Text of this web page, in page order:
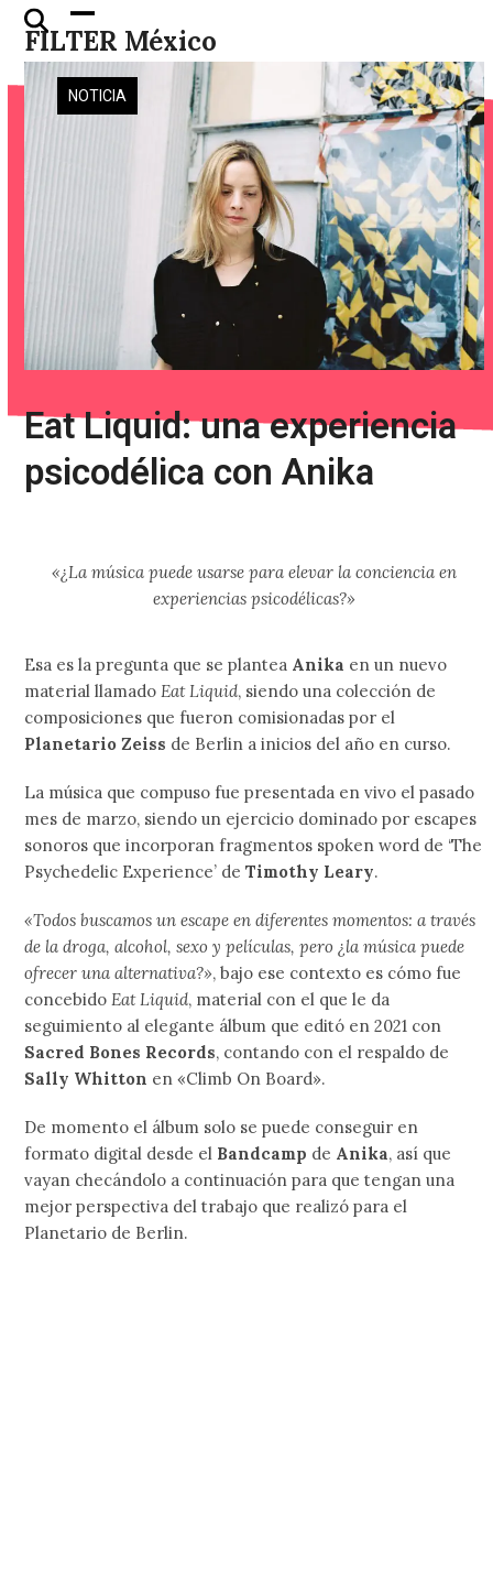
Skip
content
FILTER México
Open
mobile
menu
Close
mobile
menu
NOTICIA
Eat Liquid: una experiencia
psicodélica con Anika
«¿La música puede usarse para elevar la conciencia en
experiencias psicodélicas?»
Esa es la pregunta que se plantea Anika en un nuevo
material llamado Eat Liquid, siendo una colección de
composiciones que fueron comisionadas por el
Planetario Zeiss de Berlin a inicios del año en curso.
La música que compuso fue presentada en vivo el pasado
mes de marzo, siendo un ejercicio dominado por escapes
sonoros que incorporan fragmentos spoken word de ‘The
Psychedelic Experience’ de Timothy Leary.
«Todos buscamos un escape en diferentes momentos: a través
de la droga, alcohol, sexo y películas, pero ¿la música puede
ofrecer una alternativa?», bajo ese contexto es cómo fue
concebido Eat Liquid, material con el que le da
seguimiento al elegante álbum que editó en 2021 con
Sacred Bones Records, contando con el respaldo de
Sally Whitton en «Climb On Board».
De momento el álbum solo se puede conseguir en
formato digital desde el Bandcamp de Anika, así que
vayan checándolo a continuación para que tengan una
mejor perspectiva del trabajo que realizó para el
Planetario de Berlin.